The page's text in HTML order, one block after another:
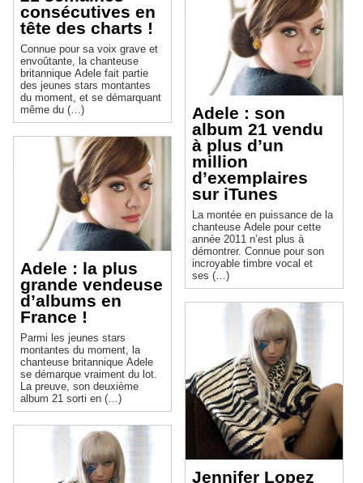
consécutives en
tête des charts !
Connue pour sa voix grave et
envoûtante, la chanteuse
britannique Adele fait partie
des jeunes stars montantes
du moment, et se démarquant
même du (…)
Adele : la plus
grande vendeuse
d’albums en
France !
Parmi les jeunes stars
montantes du moment, la
chanteuse britannique Adele
se démarque vraiment du lot.
La preuve, son deuxième
album 21 sorti en (…)
Adele : son
album 21 vendu
à plus d’un
million
d’exemplaires
sur iTunes
La montée en puissance de la
chanteuse Adele pour cette
année 2011 n’est plus à
démontrer. Connue pour son
incroyable timbre vocal et
ses (…)
Jennifer Lopez